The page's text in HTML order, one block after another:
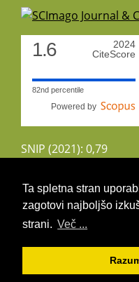
Ta spletna stran
zagotovi najboljšo
strani. Več ...
1.6
2024
CiteScore
82nd percentile
Powered by
SNIP (2021): 0,79